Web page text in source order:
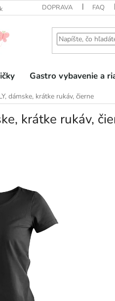
DOPRAVA FAQ
Gastro vybavenie a
dámske, krátke rukáv, čierne
krátke rukáv,